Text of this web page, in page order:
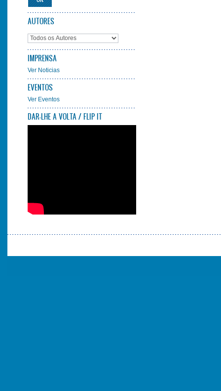
AUTORES
IMPRENSA
Ver Noticias
EVENTOS
Ver Eventos
DAR-LHE A VOLTA / FLIP IT